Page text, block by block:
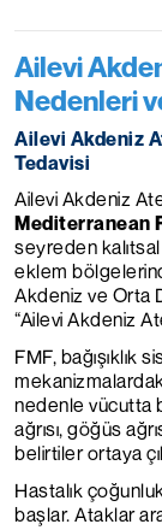
Ailevi
Nedenleri
Ailevi Akdeniz
Tedavisi
Ailevi Akdeniz
Mediterranean
seyreden kalıtsal
eklem
Akdeniz ve Orta
“Ailevi Akdeniz
FMF, bağışıklık
nedenle vücutta
ağrısı, göğüs
belirtiler ortaya
Hastalık
başlar. Ataklar